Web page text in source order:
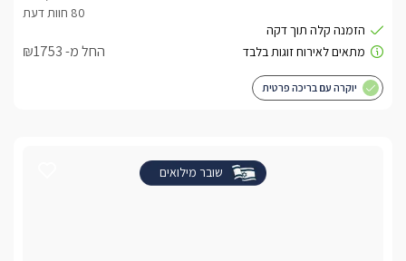
החל מ- ₪1753
יוקרה עם בריכה פרטית
שובר מילואים